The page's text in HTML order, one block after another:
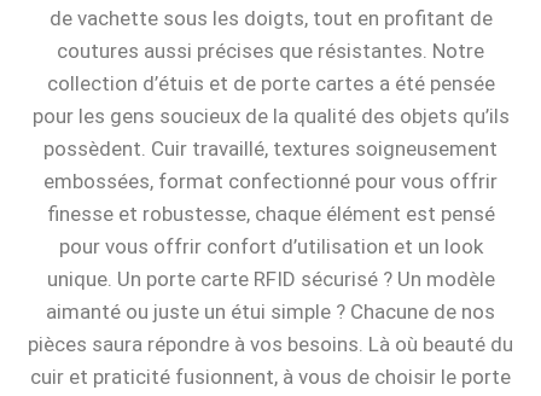
de vachette sous les doigts, tout en profitant de
coutures aussi précises que résistantes. Notre
collection d’étuis et de porte cartes a été pensée
pour les gens soucieux de la qualité des objets qu’ils
possèdent. Cuir travaillé, textures soigneusement
embossées, format confectionné pour vous offrir
finesse et robustesse, chaque élément est pensé
pour vous offrir confort d’utilisation et un look
unique. Un porte carte RFID sécurisé ? Un modèle
aimanté ou juste un étui simple ? Chacune de nos
pièces saura répondre à vos besoins. Là où beauté du
cuir et praticité fusionnent, à vous de choisir le porte